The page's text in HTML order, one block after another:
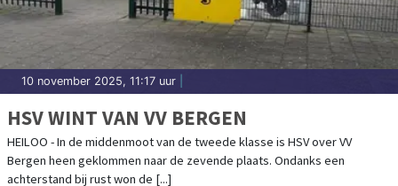
10 november 2025, 11:17 uur
HSV WINT VAN VV BERGEN
HEILOO - In de middenmoot van de tweede klasse is HSV over VV
Bergen heen geklommen naar de zevende plaats. Ondanks een
achterstand bij rust won de [...]